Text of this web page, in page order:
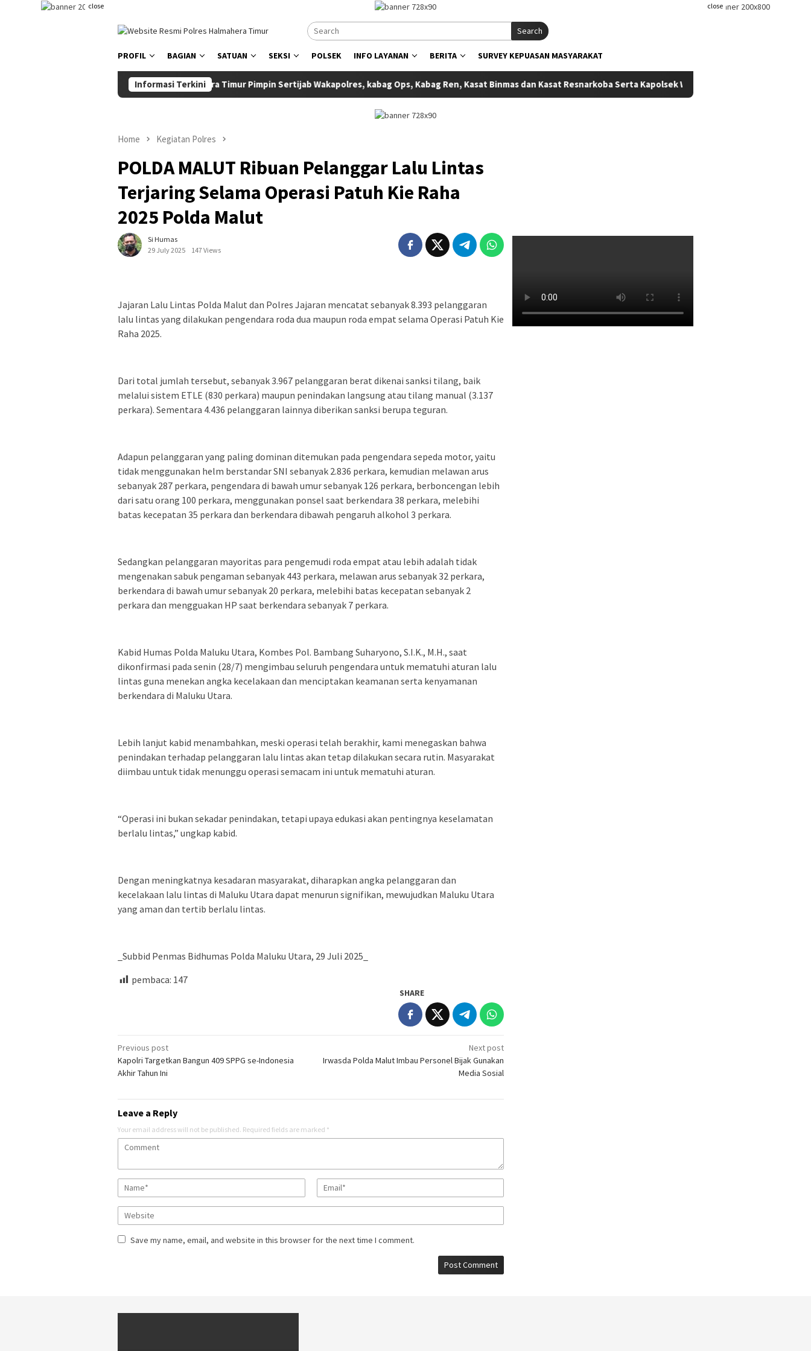
close close
Search
PROFIL BAGIAN SATUAN SEKSI POLSEK INFO LAYANAN BERITA SURVEY KEPUASAN MASYARAKAT
Informasi Terkini
Kapolres Halmahera Timur Pimpin Sertijab Wakapolres, kabag Ops, Kabag Ren, Kasat Binmas dan Kasat Resnarkoba Serta Kapolsek Wasile Polres Halmahera Timur Resmi
Home Kegiatan Polres
POLDA MALUT Ribuan Pelanggar Lalu Lintas
Terjaring Selama Operasi Patuh Kie Raha
2025 Polda Malut
Si Humas
29 July 2025
147 Views
Jajaran Lalu Lintas Polda Malut dan Polres Jajaran mencatat sebanyak 8.393 pelanggaran
lalu lintas yang dilakukan pengendara roda dua maupun roda empat selama Operasi Patuh Kie
Raha 2025.
Dari total jumlah tersebut, sebanyak 3.967 pelanggaran berat dikenai sanksi tilang, baik
melalui sistem ETLE (830 perkara) maupun penindakan langsung atau tilang manual (3.137
perkara). Sementara 4.436 pelanggaran lainnya diberikan sanksi berupa teguran.
Adapun pelanggaran yang paling dominan ditemukan pada pengendara sepeda motor, yaitu
tidak menggunakan helm berstandar SNI sebanyak 2.836 perkara, kemudian melawan arus
sebanyak 287 perkara, pengendara di bawah umur sebanyak 126 perkara, berboncengan lebih
dari satu orang 100 perkara, menggunakan ponsel saat berkendara 38 perkara, melebihi
batas kecepatan 35 perkara dan berkendara dibawah pengaruh alkohol 3 perkara.
Sedangkan pelanggaran mayoritas para pengemudi roda empat atau lebih adalah tidak
mengenakan sabuk pengaman sebanyak 443 perkara, melawan arus sebanyak 32 perkara,
berkendara di bawah umur sebanyak 20 perkara, melebihi batas kecepatan sebanyak 2
perkara dan mengguakan HP saat berkendara sebanyak 7 perkara.
Kabid Humas Polda Maluku Utara, Kombes Pol. Bambang Suharyono, S.I.K., M.H., saat
dikonfirmasi pada senin (28/7) mengimbau seluruh pengendara untuk mematuhi aturan lalu
lintas guna menekan angka kecelakaan dan menciptakan keamanan serta kenyamanan
berkendara di Maluku Utara.
Lebih lanjut kabid menambahkan, meski operasi telah berakhir, kami menegaskan bahwa
penindakan terhadap pelanggaran lalu lintas akan tetap dilakukan secara rutin. Masyarakat
diimbau untuk tidak menunggu operasi semacam ini untuk mematuhi aturan.
“Operasi ini bukan sekadar penindakan, tetapi upaya edukasi akan pentingnya keselamatan
berlalu lintas,” ungkap kabid.
Dengan meningkatnya kesadaran masyarakat, diharapkan angka pelanggaran dan
kecelakaan lalu lintas di Maluku Utara dapat menurun signifikan, mewujudkan Maluku Utara
yang aman dan tertib berlalu lintas.
_Subbid Penmas Bidhumas Polda Maluku Utara, 29 Juli 2025_
pembaca: 147
SHARE
Post
navigation
Previous post
Kapolri Targetkan Bangun 409 SPPG se-Indonesia
Akhir Tahun Ini
Next post
Irwasda Polda Malut Imbau Personel Bijak Gunakan
Media Sosial
Leave a Reply
Your email address will not be published. Required fields are marked *
Save my name, email, and website in this browser for the next time I comment.